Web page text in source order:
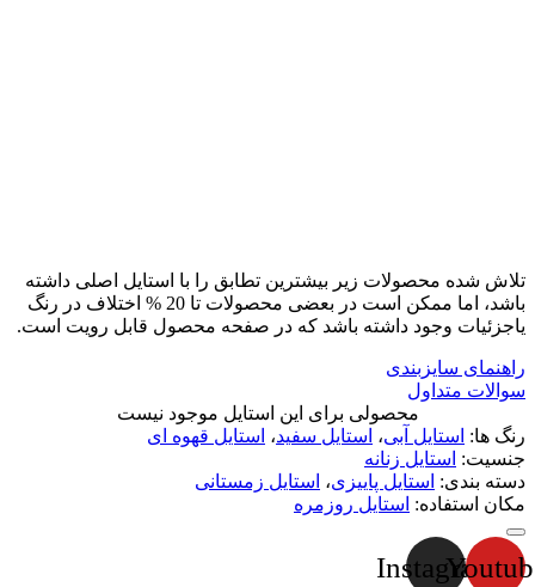
تلاش شده محصولات زیر بیشترین تطابق را با استایل اصلی داشته
باشد، اما ممکن است در بعضی محصولات تا 20 % اختلاف در رنگ
یاجزئیات وجود داشته باشد که در صفحه محصول قابل رویت است.
راهنمای سایزبندی
سوالات متداول
محصولی برای این استایل موجود نیست
رنگ ها: استایل آبی، استایل سفید، استایل قهوه ای
جنسیت: استایل زنانه
دسته بندی: استایل پاییزی، استایل زمستانی
مکان استفاده: استایل روزمره
Instagram